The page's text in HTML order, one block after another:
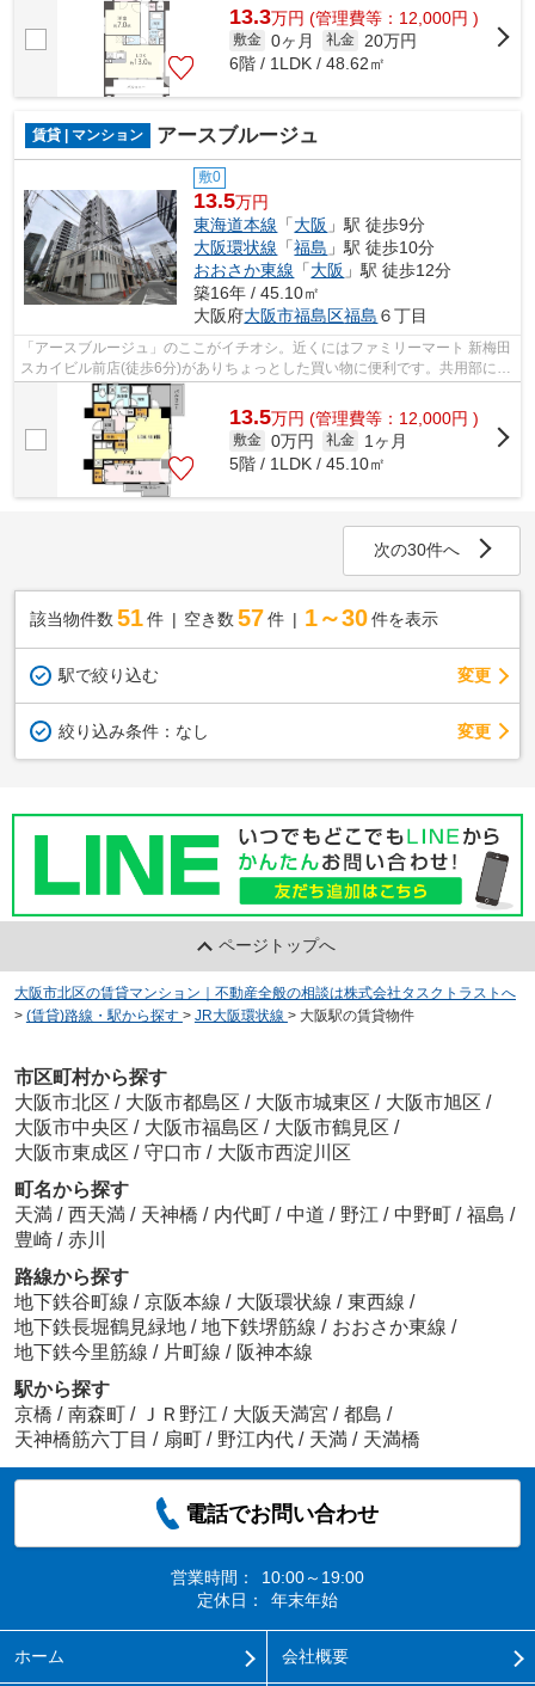
13.3万円 (管理費等：12,000円 )
敷金 0ヶ月 礼金
20万円
6階 / 1LDK / 48.62㎡
賃貸 | マンション アースブルージュ
敷0
13.5万円
東海道本線 「大阪 」駅 徒歩9分
大阪環状線 「福島 」駅 徒歩10分
おおさか東線 「大阪 」駅 徒歩12分
築16年 / 45.10㎡
大阪府大阪市福島区福島 ６丁目
「アースブルージュ」のここがイチオシ。近くにはファミリーマート 新梅田
スカイビル前店(徒歩6分)がありちょっとした買い物に便利です。共用部には
エレベータ・敷地内ごみ置き場など...
13.5万円 (管理費等：12,000円 )
敷金 0万円 礼金
1ヶ月
5階 / 1LDK / 45.10㎡
次の30件へ
該当物件数 51件 空き数 57 件 1～30 件を表示
駅で絞り込む 変更
絞り込み条件： なし 変更
ページトップへ
大阪市北区の賃貸マンション｜不動産全般の相談は株式会社タスクトラストへ
> (賃貸)路線・駅から探す > JR大阪環状線 > 大阪駅の賃貸物件
市区町村から探す
大阪市北区 / 大阪市都島区 / 大阪市城東区 / 大阪市旭区 /
大阪市中央区 / 大阪市福島区 / 大阪市鶴見区 /
大阪市東成区 / 守口市 / 大阪市西淀川区
町名から探す
天満 / 西天満 / 天神橋 / 内代町 / 中道 / 野江 / 中野町 / 福島 /
豊崎 / 赤川
路線から探す
地下鉄谷町線 / 京阪本線 / 大阪環状線 / 東西線 /
地下鉄長堀鶴見緑地 / 地下鉄堺筋線 / おおさか東線 /
地下鉄今里筋線 / 片町線 / 阪神本線
駅から探す
京橋 / 南森町 / ＪＲ野江 / 大阪天満宮 / 都島 /
天神橋筋六丁目 / 扇町 / 野江内代 / 天満 / 天満橋
電話でお問い合わせ
営業時間：
10:00～19:00
定休日：
年末年始
ホーム 会社概要